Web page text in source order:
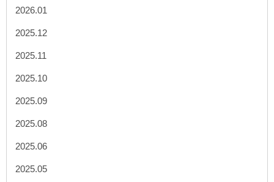
2026.01
2025.12
2025.11
2025.10
2025.09
2025.08
2025.06
2025.05